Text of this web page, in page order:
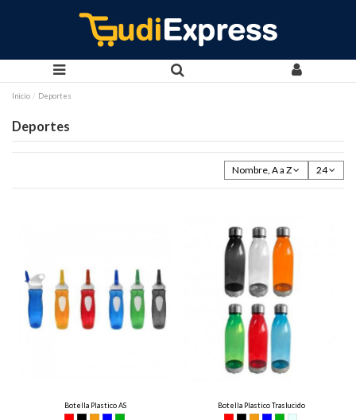
Inicio Deportes
Deportes
Nombre, A a Z 24
Botella Plastico AS Botella Plastico Traslucido